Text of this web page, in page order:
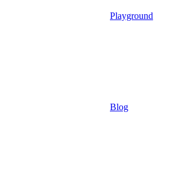
Playground
Blog